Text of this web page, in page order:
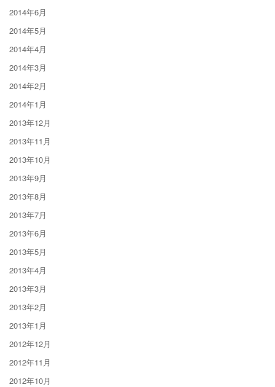
2014年6月
2014年5月
2014年4月
2014年3月
2014年2月
2014年1月
2013年12月
2013年11月
2013年10月
2013年9月
2013年8月
2013年7月
2013年6月
2013年5月
2013年4月
2013年3月
2013年2月
2013年1月
2012年12月
2012年11月
2012年10月